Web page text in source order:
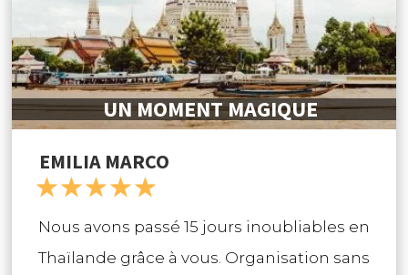
UN MOMENT MAGIQUE
EMILIA MARCO
☆☆☆☆☆
Nous avons passé 15 jours inoubliables en
Thaïlande grâce à vous. Organisation sans